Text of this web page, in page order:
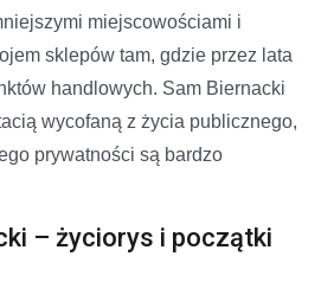
miejscowościami i
sklepów tam, gdzie przez lata
handlowych. Sam Biernacki
wycofaną z życia publicznego,
prywatności są bardzo
– życiorys i początki